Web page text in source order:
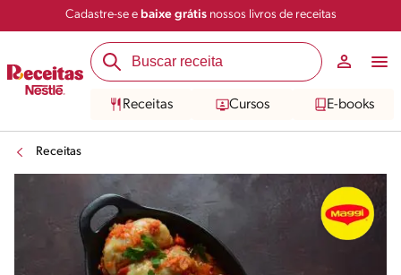
Cadastre-se e baixe grátisnossos livros de receitas
Receitas Cursos E-books
Receitas
Salvar Compartilhar